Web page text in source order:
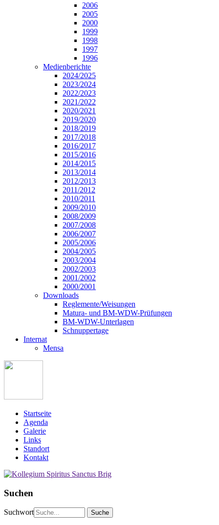
2006
2005
2000
1999
1998
1997
1996
Medienberichte
2024/2025
2023/2024
2022/2023
2021/2022
2020/2021
2019/2020
2018/2019
2017/2018
2016/2017
2015/2016
2014/2015
2013/2014
2012/2013
2011/2012
2010/2011
2009/2010
2008/2009
2007/2008
2006/2007
2005/2006
2004/2005
2003/2004
2002/2003
2001/2002
2000/2001
Downloads
Reglemente/Weisungen
Matura- und BM-WDW-Prüfungen
BM-WDW-Unterlagen
Schnuppertage
Internat
Mensa
Startseite
Agenda
Galerie
Links
Standort
Kontakt
Suchen
Suchwort